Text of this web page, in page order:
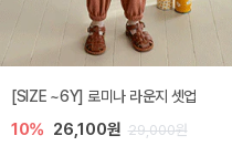
[SIZE ~6Y] 로미나 라운지 셋업
10% 26,100원 29,000원